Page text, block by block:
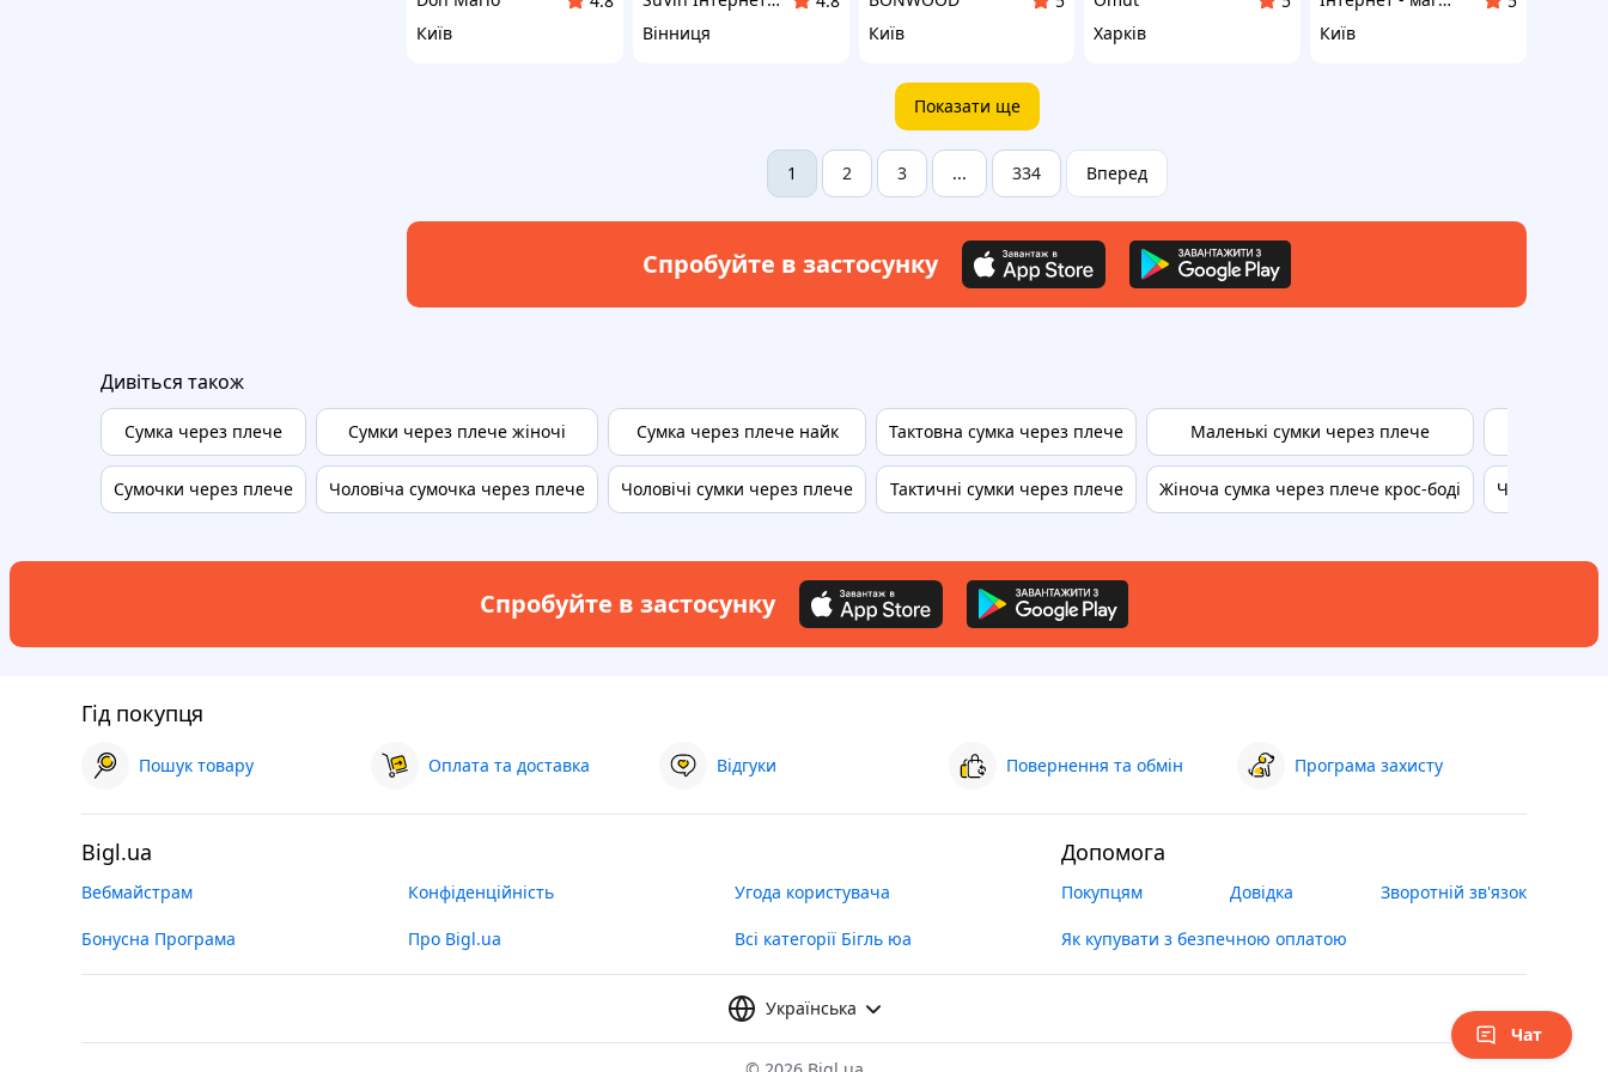
Київ
Вінниця
Київ
Харків
Київ
Показати ще
1 2 3 ... 334 Вперед
Спробуйте в застосунку
Дивіться також
Сумка через плече
Сумочки через плече
Сумки через плече жіночі
Чоловіча сумочка через плече
Сумка через плече найк
Чоловічі сумки через плече
Тактовна сумка через плече
Тактичні сумки через плече
Маленькі сумки через плече
Жіноча сумка через плече крос-боді Чоловіча
Спробуйте в застосунку
Гід покупця
Пошук товару Оплата та доставка Відгуки Повернення та обмін Програма захисту
Bigl.ua
Вебмайстрам Конфіденційність Угода користувача
Бонусна Програма Про Bigl.ua Всі категорії Бігль юа
Допомога
Покупцям Довідка Зворотній зв'язок
Як купувати з безпечною оплатою
Українська
Чат